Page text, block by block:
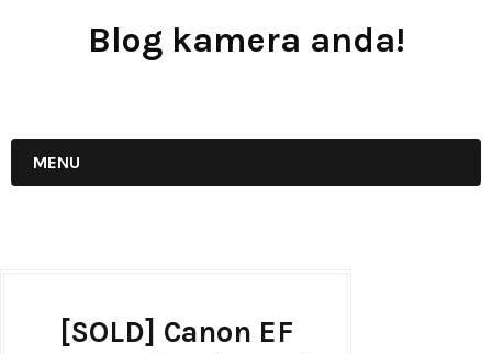
Blog kamera anda!
MENU
[SOLD] Canon EF